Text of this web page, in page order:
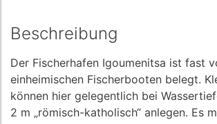
Beschreibung
Der Fischerhafen Igoumenitsa ist fast
einheimischen Fischerbooten belegt.
können hier gelegentlich bei
2 m „römisch-katholisch“ anlegen. Es